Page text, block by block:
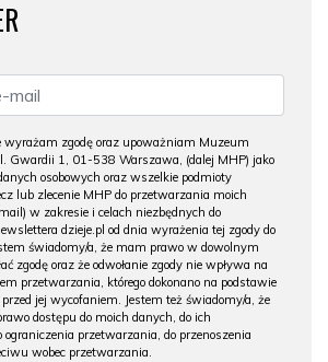
wyrażam zgodę oraz upoważniam Muzeum
Gwardii 1, 01-538 Warszawa, (dalej MHP) jako
osobowych oraz wszelkie podmioty
lub zlecenie MHP do przetwarzania moich
w zakresie i celach niezbędnych do
dzieje.pl od dnia wyrażenia tej zgody do
świadomy/a, że mam prawo w dowolnym
zgodę oraz że odwołanie zgody nie wpływa na
przetwarzania, którego dokonano na podstawie
jej wycofaniem. Jestem też świadomy/a, że
dostępu do moich danych, do ich
ograniczenia przetwarzania, do przenoszenia
wobec przetwarzania.